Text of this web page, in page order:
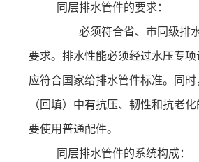
同层排水管件的要求：
必须符合省、市同级排水
要求。排水性能必须经过水压专
应符合国家给排水管件标准。同
（回填）中有抗压、韧性和抗老
要使用普通配件。
同层排水管件的系统构成：